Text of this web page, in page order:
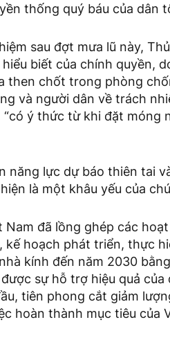
thống quý báu của dân
sau đợt mưa lũ này,
biết của chính quyền,
then chốt trong phòng
và người dân về trách
ý thức từ khi đặt móng
năng lực dự báo thiên tai
là một khâu yếu của
Nam đã lồng ghép các
kế hoạch phát triển, thực
kính đến năm 2030
sự hỗ trợ hiệu quả
tiên phong cắt giảm
hoàn thành mục tiêu của